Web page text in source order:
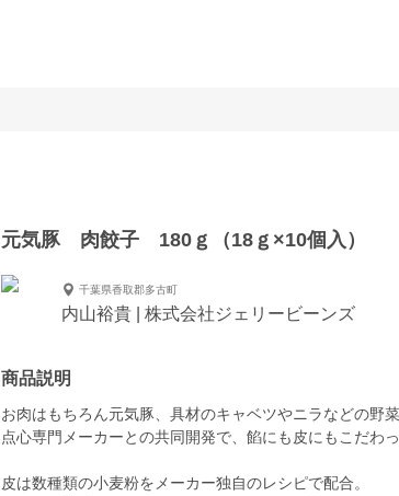
元気豚 肉餃子 180ｇ（18ｇ×10個入）
千葉県香取郡多古町
内山裕貴 | 株式会社ジェリービーンズ
商品説明
お肉はもちろん元気豚、具材のキャベツやニラなどの野
点心専門メーカーとの共同開発で、餡にも皮にもこだわ
皮は数種類の小麦粉をメーカー独自のレシピで配合。